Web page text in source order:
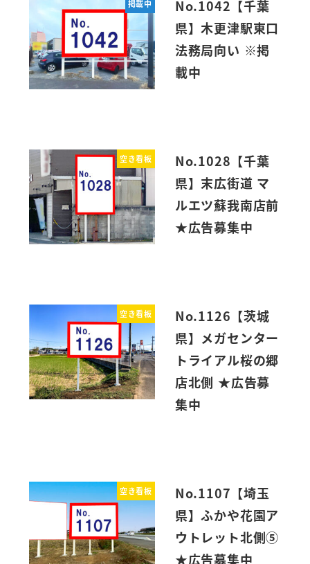
掲載中
No.1042【千葉
県】木更津駅東口
法務局向い ※掲
載中
空き看板
No.1028【千葉
県】末広街道 マ
ルエツ蘇我南店前
★広告募集中
空き看板
No.1126【茨城
県】メガセンター
トライアル桜の郷
店北側 ★広告募
集中
空き看板
No.1107【埼玉
県】ふかや花園ア
ウトレット北側⑤
★広告募集中